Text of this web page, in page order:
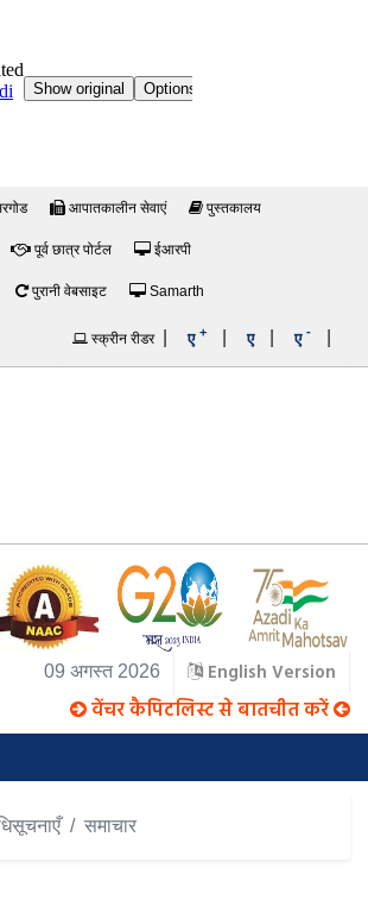
आपातकालीन सेवाएं पुस्तकालय
पूर्व छात्र पोर्टल ईआरपी
पुरानी वेबसाइट Samarth
स्क्रीन रीडर ए + ए ए -
09 अगस्त 2026 English Version
वेंचर कैपिटलिस्ट से बातचीत करें
समाचार